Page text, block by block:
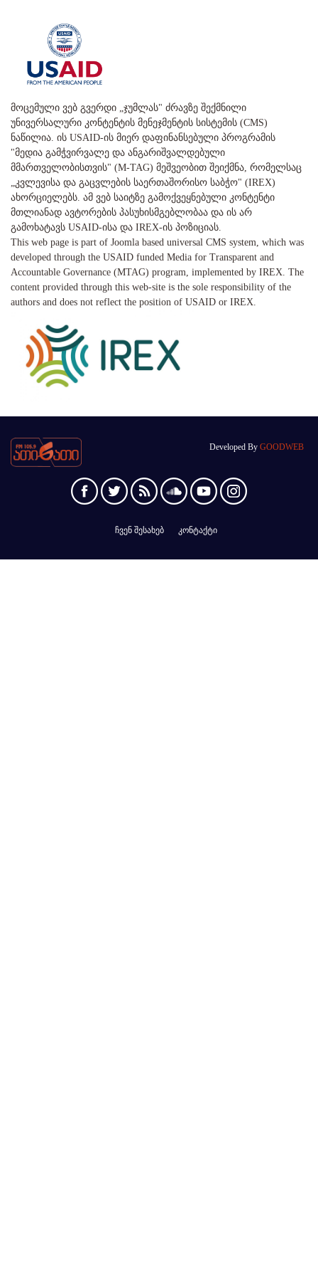
მოცემული ვებ გვერდი „ჯუმლას" ძრავზე შექმნილი
უნივერსალური კონტენტის მენეჯმენტის სისტემის (CMS)
ნაწილია. ის USAID-ის მიერ დაფინანსებული პროგრამის
"მედია გამჭვირვალე და ანგარიშვალდებული
მმართველობისთვის" (M-TAG) მეშვეობით შეიქმნა, რომელსაც
„კვლევისა და გაცვლების საერთაშორისო საბჭო" (IREX)
ახორციელებს. ამ ვებ საიტზე გამოქვეყნებული კონტენტი
მთლიანად ავტორების პასუხისმგებლობაა და ის არ
გამოხატავს USAID-ისა და IREX-ის პოზიციას.
This web page is part of Joomla based universal CMS system, which was
developed through the USAID funded Media for Transparent and
Accountable Governance (MTAG) program, implemented by IREX. The
content provided through this web-site is the sole responsibility of the
authors and does not reflect the position of USAID or IREX.
Developed By GOODWEB
ჩვენ შესახებ კონტაქტი